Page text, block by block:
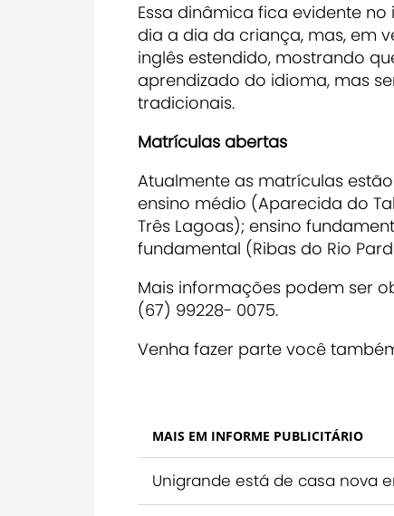
Essa dinâmica fica evidente
dia a dia da criança, mas, em
inglês estendido, mostrando
aprendizado do idioma, mas
tradicionais.
Matrículas abertas
Atualmente as matrículas
ensino médio (Aparecida do
Três Lagoas); ensino
fundamental (Ribas do Rio
Mais informações podem ser
(67) 99228- 0075.
Venha fazer parte você
MAIS EM INFORME PUBLICITÁRIO
Unigrande está de casa nova